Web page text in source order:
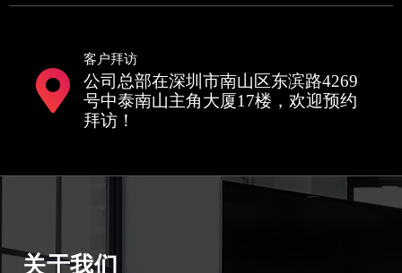
客户拜访
公司总部在深圳市南山区东滨路4269
号中泰南山主角大厦17楼，欢迎预约
拜访！
关于我们